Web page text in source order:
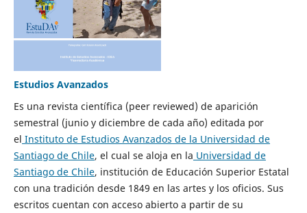
Estudios Avanzados
Es una revista científica (peer reviewed) de aparición
semestral (junio y diciembre de cada año) editada por
el Instituto de Estudios Avanzados de la Universidad de
Santiago de Chile, el cual se aloja en la Universidad de
Santiago de Chile, institución de Educación Superior Estatal
con una tradición desde 1849 en las artes y los oficios. Sus
escritos cuentan con acceso abierto a partir de su